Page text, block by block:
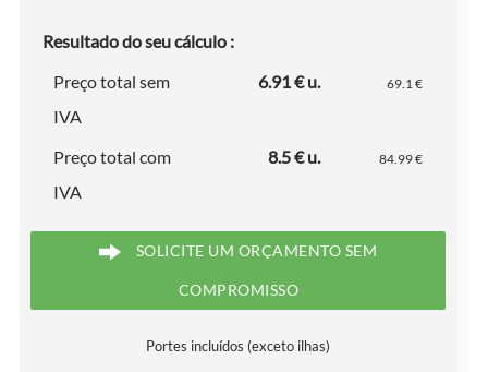
Resultado do seu cálculo :
Preço total sem
IVA
6.91 € u. 69.1 €
Preço total com
IVA
8.5 € u. 84.99 €
SOLICITE UM ORÇAMENTO SEM
COMPROMISSO
Portes incluídos (exceto ilhas)